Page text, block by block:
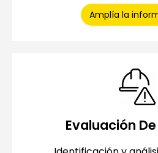
Amplía la
Evaluación